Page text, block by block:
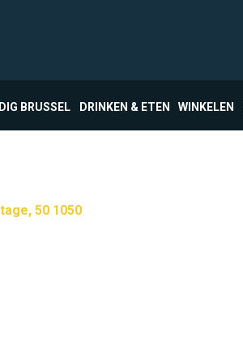
BRUSSEL DRINKEN & ETEN WINKELEN
50 1050